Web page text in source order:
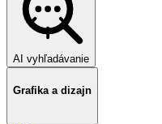
AI vyhľadávanie
Grafika a dizajn